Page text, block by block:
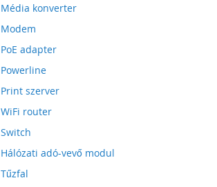
Média konverter
Modem
PoE adapter
Powerline
Print szerver
WiFi router
Switch
Hálózati adó-vevő modul
Tűzfal